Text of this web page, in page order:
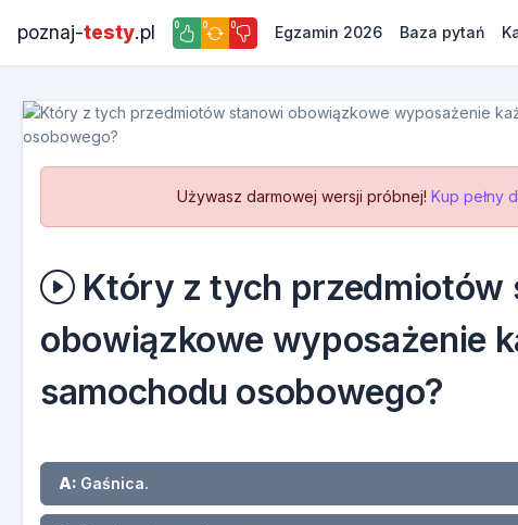
poznaj-testy.pl 0 0 0 Egzamin 2026 Baza pytań
Używasz darmowej wersji próbnej! Kup pełny
Który z tych przedmiotów
obowiązkowe wyposażenie
samochodu osobowego?
A: Gaśnica.